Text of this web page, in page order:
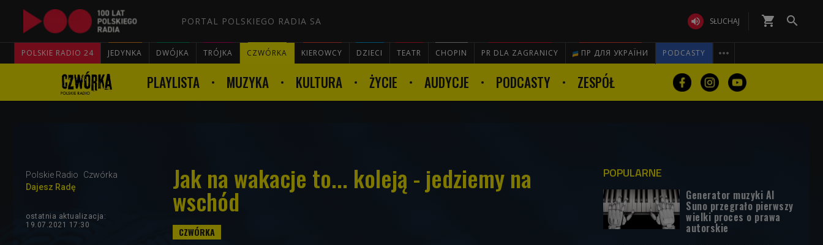
PORTAL POLSKIEGO RADIA SA  SŁUCHAJ shopping_cart 
POLSKIE RADIO 24 JEDYNKA DWÓJKA TRÓJKA CZWÓRKA KIEROWCY DZIECI TEATR CHOPIN PR DLA ZAGRANICY ПР ДЛЯ УКРАЇНИ PODCASTY 

PLAYLISTA MUZYKA KULTURA ŻYCIE AUDYCJE PODCASTY ZESPÓŁ
Polskie Radio
Czwórka
Dajesz Radę
Jak na wakacje to... koleją - jedziemy na
wschód
ostatnia aktualizacja:
19.07.2021 17:30
POPULARNE
Generator muzyki AI
Suno przegrało pierwszy
wielki proces o prawa
autorskie